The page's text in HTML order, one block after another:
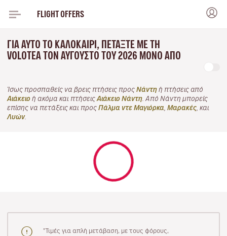
FLIGHT OFFERS
ΓΙΑ ΑΥΤΌ ΤΟ ΚΑΛΟΚΑΊΡΙ, ΠΕΤΆΞΤΕ ΜΕ ΤΗ
VOLOTEA ΤΟΝ ΑΎΓΟΥΣΤΟ ΤΟΥ 2026 ΜΌΝΟ ΑΠΌ
Ίσως προσπαθείς να βρεις πτήσεις προς Νάντη ή πτήσεις από
Αιάκειο ή ακόμα και πτήσεις Αιάκειο Νάντη . Από Νάντη μπορείς
επίσης να πετάξεις και προς Πάλμα ντε Μαγιόρκα Μαρακές , και
Λυών.
"Τιμές για απλή μετάβαση, με τους φόρους,